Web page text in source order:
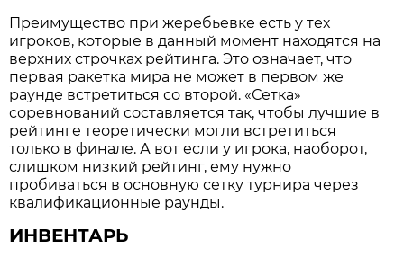
Преимущество при жеребьевке есть у тех
игроков, которые в данный момент находятся на
верхних строчках рейтинга. Это означает, что
первая ракетка мира не может в первом же
раунде встретиться со второй. «Сетка»
соревнований составляется так, чтобы лучшие в
рейтинге теоретически могли встретиться
только в финале. А вот если у игрока, наоборот,
слишком низкий рейтинг, ему нужно
пробиваться в основную сетку турнира через
квалификационные раунды.
ИНВЕНТАРЬ